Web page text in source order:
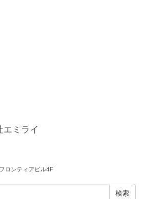
ミライ
ロンティアビル4F